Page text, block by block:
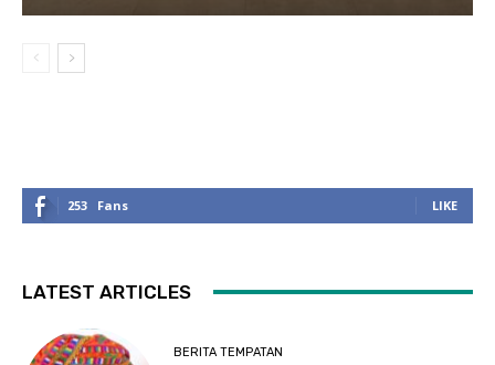
253 Fans LIKE
LATEST ARTICLES
BERITA TEMPATAN